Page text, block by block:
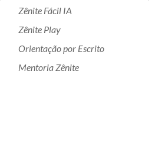
Zênite Fácil IA
Zênite Play
Orientação por Escrito
Mentoria Zênite